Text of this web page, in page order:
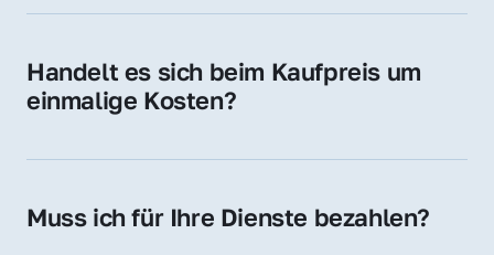
Für Unternehmen ist der Kauf in der Regel
Handelt es sich beim Kaufpreis um
einmalige Kosten?
späteren Betrieb der Domain (z. B. beim
Gebühren an. Diese bewegen sich für .de
Muss ich für Ihre Dienste bezahlen?